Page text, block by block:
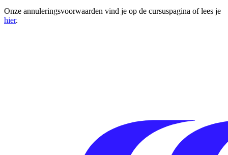
Onze annuleringsvoorwaarden vind je op de cursuspagina of lees je
hier.